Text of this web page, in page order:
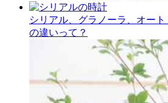
シリアル、グラノーラ、オー
の違いって？